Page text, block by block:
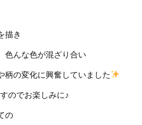
描き
色んな色が混ざり合い
柄の変化に興奮していました
のでお楽しみに♪
の